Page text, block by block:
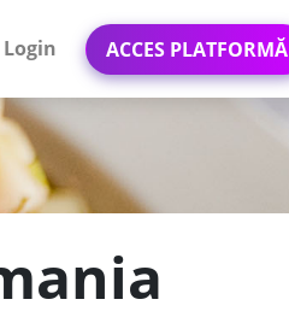
Login ACCES PLATFORMĂ